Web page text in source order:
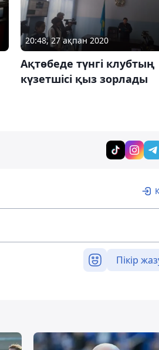
20:48, 27 ақпан 2020
Ақтөбеде түнгі клубтың
күзетшісі қыз зорлады
Пікір